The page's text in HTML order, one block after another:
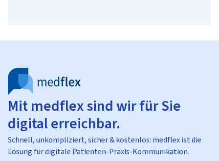
Mit medflex sind wir für Sie
digital erreichbar.
Schnell, unkompliziert, sicher & kostenlos: medflex ist die
Lösung für digitale Patienten-Praxis-Kommunikation.